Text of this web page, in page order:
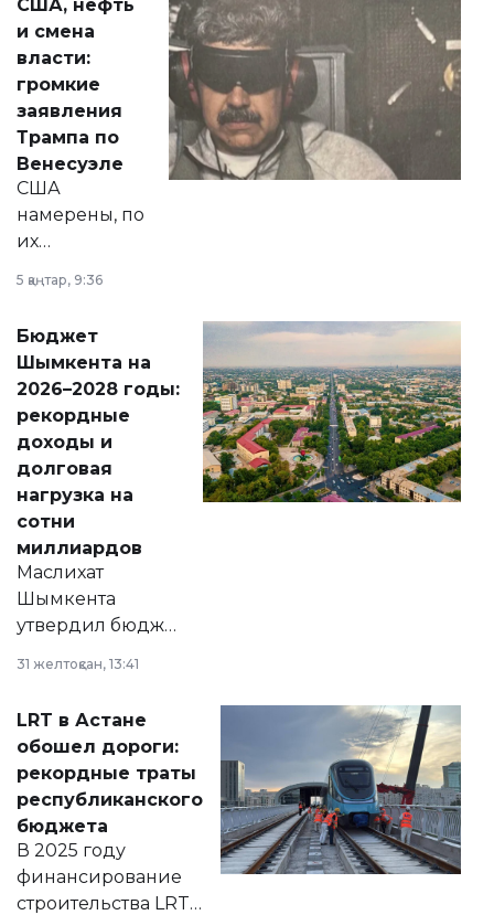
от слухов о
политических
реформах до
вопросов армии,
экономики и
личного здоровья.
США, нефть
и смена
власти:
громкие
заявления
Трампа по
Венесуэле
США
намерены, по
их
принести
народу
Венесуэлы.
5 қаңтар, 9:36
Бюджет
Шымкента на
2026–2028 годы:
рекордные
доходы и
долговая
нагрузка на
сотни
миллиардов
Маслихат
Шымкента
утвердил бюджет
2028 годы.
документ
появился в базе
нормативных
правовых актов и
на сайте маслихат
города.
31 желтоқсан, 13:41
LRT в Астане
обошел дороги:
рекордные траты
республиканского
бюджета
В 2025 году
финансирование
строительства LRT